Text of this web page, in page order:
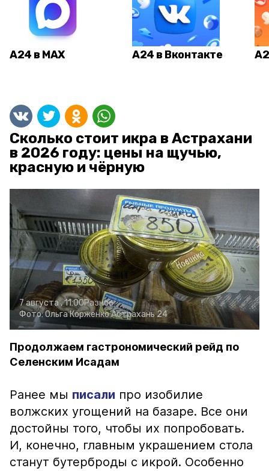
А24 в MAX А24 в Вконтакте
Сколько стоит икра в Астрахани
в 2026 году: цены на щучью,
красную и чёрную
7 августа , 11:00Разное
Фото:Ольга КорженкоАстрахань 24
Продолжаем гастрономический рейд по
Селенским Исадам
Ранее мы писали про изобилие
волжских угощений на базаре. Все они
достойны того, чтобы их попробовать.
И, конечно, главным украшением стола
станут бутерброды с икрой. Особенно